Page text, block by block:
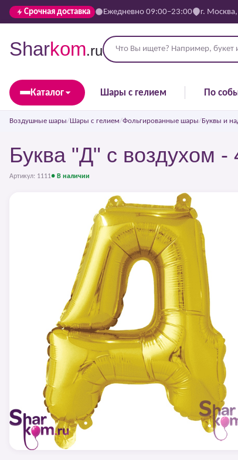
Срочная доставка Ежедневно 09:00–23:00 г.
Sharkom.ru
Каталог Шары с гелием По
Воздушные шары/Шары с гелием/Фольгированные шары/Буквы и
Буква "Д" с воздухом
Артикул: 1111● В наличии